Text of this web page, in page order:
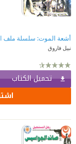
أشعة الموت: سلسلة ملف
نبيل فاروق
تحميل الكتاب